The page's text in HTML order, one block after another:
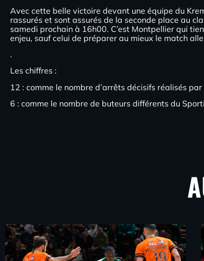
Avec cette belle victoire devant une équipe du
rassurés et sont assurés de la seconde place au
samedi prochain à 16h00. C’est Montpellier qui
enjeu, sauf celui de préparer au mieux le match
.
Les chiffres :
12 : comme le nombre d’arrêts décisifs réalisés
6 : comme le nombre de buteurs différents du